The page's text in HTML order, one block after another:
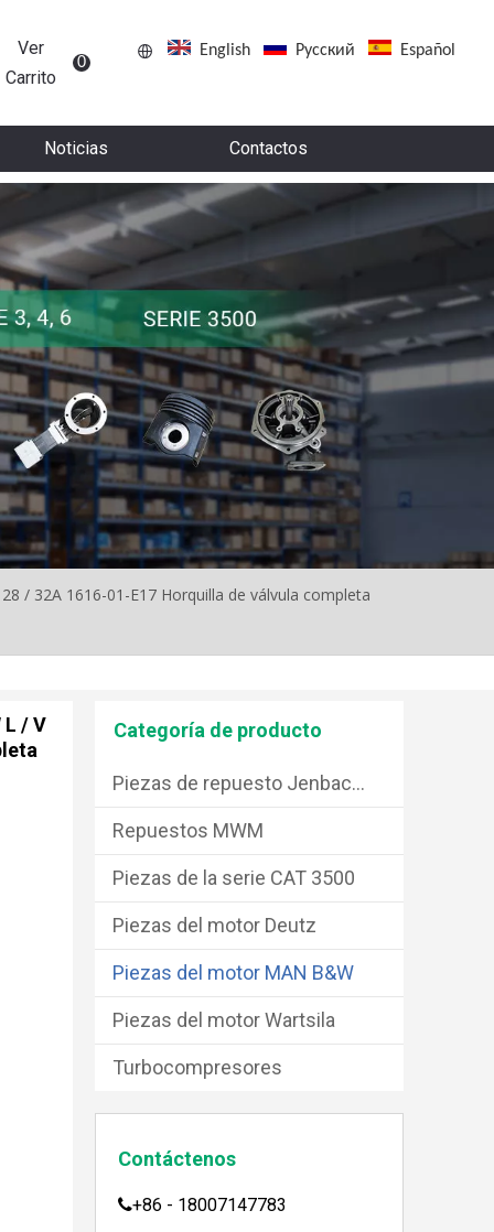
Ver
Carrito
0
English Pусский Español
Noticias Contactos
/ 32A 1616-01-E17 Horquilla de válvula completa
L / V
Categoría de producto
Piezas de repuesto Jenbacher
Repuestos MWM
Piezas de la serie CAT 3500
Piezas del motor Deutz
Piezas del motor MAN B&W
Piezas del motor Wartsila
Turbocompresores
Contáctenos
+86 - 18007147783